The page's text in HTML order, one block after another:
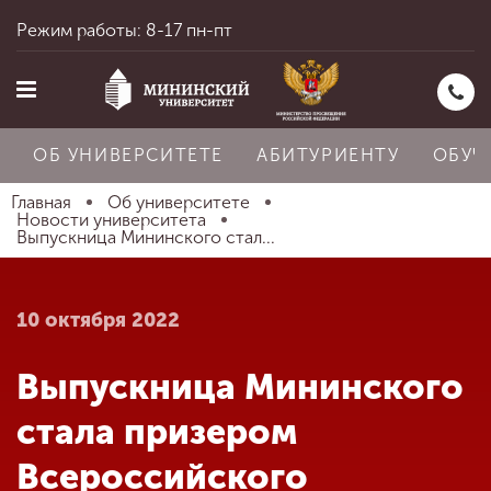
Главная
Абитуриенту
Режим работы: 8-17 пн-пт
ОБ УНИВЕРСИТЕТЕ АБИТУРИЕНТУ
Главная
Об университете
Новости университета
Выпускница Мининского стал...
10 октября 2022
Выпускница Мининского
стала призером
Всероссийского